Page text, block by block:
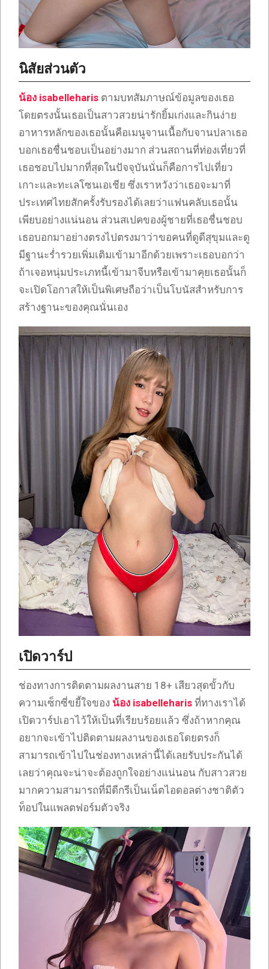
นิสัยส่วนตัว
น้อง isabelleharis ตามบทสัมภาษณ์ข้อมูลของเธอ
โดยตรงนั้นเธอเป็นสาวสวยน่ารักยิ้มเก่งและกินง่าย
อาหารหลักของเธอนั้นคือเมนูจานเนื้อกับจานปลาเธอ
บอกเธอชื่นชอบเป็นอย่างมาก ส่วนสถานที่ท่องเที่ยวที่
เธอชอบไปมากที่สุดในปัจจุบันนั่นก็คือการไปเที่ยว
เกาะและทะเลโซนเอเชีย ซึ่งเราหวังว่าเธอจะมาที่
ประเทศไทยสักครั้งรับรองได้เลยว่าแฟนคลับเธอนั้น
เพียบอย่างแน่นอน ส่วนสเปคของผู้ชายที่เธอชื่นชอบ
เธอบอกมาอย่างตรงไปตรงมาว่าขอคนที่ดูดีสุขุมและดู
มีฐานะร่ำรวยเพิ่มเติมเข้ามาอีกด้วยเพราะเธอบอกว่า
ถ้าเจอหนุ่มประเภทนี้เข้ามาจีบหรือเข้ามาคุยเธอนั้นก็
จะเปิดโอกาสให้เป็นพิเศษถือว่าเป็นโบนัสสำหรับการ
สร้างฐานะของคุณนั่นเอง
เปิดวาร์ป
ช่องทางการติดตามผลงานสาย 18+ เสียวสุดขั้วกับ
ความเซ็กซี่ขยี้ใจของ น้อง isabelleharis ที่ทางเราได้
เปิดวาร์ปเอาไว้ให้เป็นที่เรียบร้อยแล้ว ซึ่งถ้าหากคุณ
อยากจะเข้าไปติดตามผลงานของเธอโดยตรงก็
สามารถเข้าไปในช่องทางเหล่านี้ได้เลยรับประกันได้
เลยว่าคุณจะน่าจะต้องถูกใจอย่างแน่นอน กับสาวสวย
มากความสามารถที่มีดีกรีเป็นเน็ตไอดอลต่างชาติตัว
ท็อปในแพลตฟอร์มตัวจริง